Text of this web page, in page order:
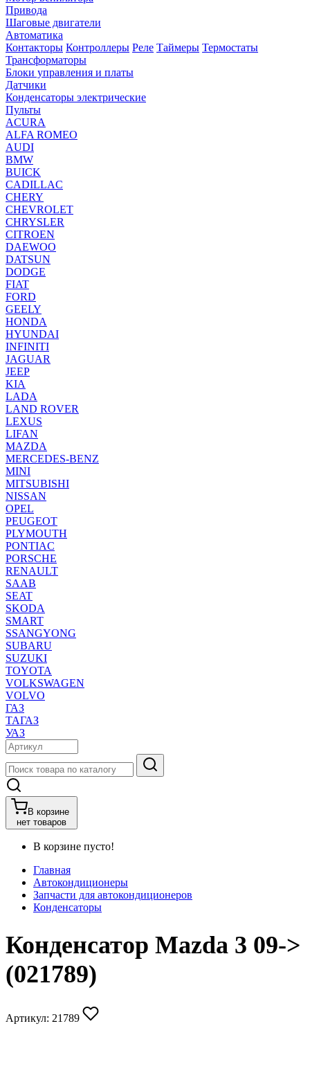
Привода
Шаговые двигатели
Автоматика
Контакторы Контроллеры Реле Таймеры Термостаты
Трансформаторы
Блоки управления и платы
Датчики
Конденсаторы электрические
Пульты
ACURA
ALFA ROMEO
AUDI
BMW
BUICK
CADILLAC
CHERY
CHEVROLET
CHRYSLER
CITROEN
DAEWOO
DATSUN
DODGE
FIAT
FORD
GEELY
HONDA
HYUNDAI
INFINITI
JAGUAR
JEEP
KIA
LADA
LAND ROVER
LEXUS
LIFAN
MAZDA
MERCEDES-BENZ
MINI
MITSUBISHI
NISSAN
OPEL
PEUGEOT
PLYMOUTH
PONTIAC
PORSCHE
RENAULT
SAAB
SEAT
SKODA
SMART
SSANGYONG
SUBARU
SUZUKI
TOYOTA
VOLKSWAGEN
VOLVO
ГАЗ
ТАГАЗ
УАЗ
В корзине
нет товаров
В корзине пусто!
Главная
Автокондиционеры
Запчасти для автокондиционеров
Конденсаторы
Конденсатор Mazda 3 09->
(021789)
Артикул: 21789